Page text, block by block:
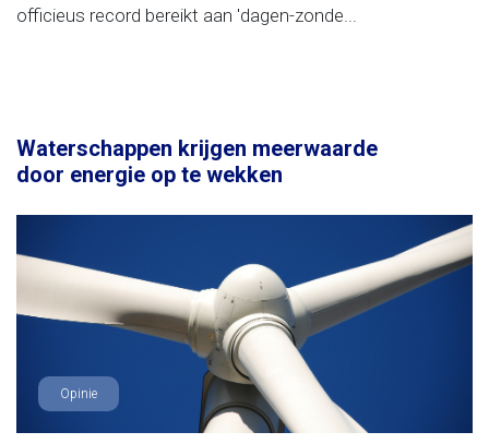
officieus record bereikt aan 'dagen-zonde...
Waterschappen krijgen meerwaarde
door energie op te wekken
Opinie